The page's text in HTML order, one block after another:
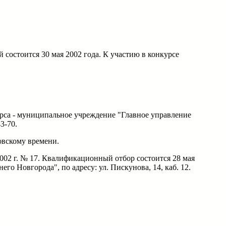
30 мая 2002 года. К участию в конкурсе
- муниципальное учреждение "Главное управление
70.
времени.
г. № 17. Квалификационный отбор состоится 28 мая
Новгорода", по адресу: ул. Пискунова, 14, каб. 12.